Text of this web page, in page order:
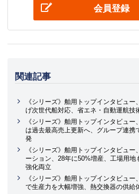
会員登録
関連記事
《シリーズ》舶用トップインタビュ
げ次世代船対応、省エネ・自動運航技
《シリーズ》舶用トップインタビュ
は過去最高売上更新へ、グループ連携
発
《シリーズ》舶用トップインタビュ
ーション、28年に50%増産、工場用
強化両立
《シリーズ》舶用トップインタビュ
で生産力を大幅増強、熱交換器の供給